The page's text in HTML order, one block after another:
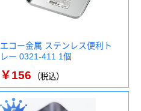
エコー金属 ステンレス便利ト
レー 0321-411 1個
￥156 （税込）